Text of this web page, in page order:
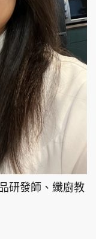
研發師、纖廚教